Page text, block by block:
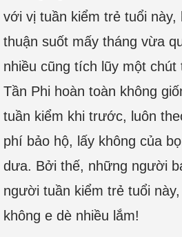
với vị tuần kiểm trẻ tuổi
thuận suốt mấy tháng vừa
nhiều cũng tích lũy một
Tần Phi hoàn toàn không
tuần kiểm khi trước, luôn
phí bảo hộ, lấy không của
dưa. Bởi thế, những người
người tuần kiểm trẻ tuổi
không e dè nhiều lắm!